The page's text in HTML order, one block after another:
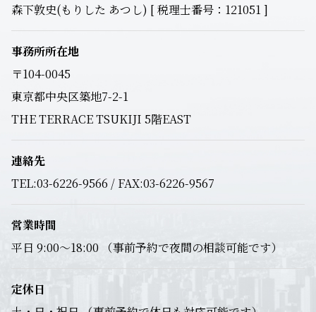
森下敦史(もりした あつし) [ 税理士番号：121051 ]
事務所所在地
〒104-0045
東京都中央区築地7-2-1
THE TERRACE TSUKIJI 5階EAST
連絡先
TEL:03-6226-9566 / FAX:03-6226-9567
営業時間
平日 9:00～18:00 （事前予約で夜間の相談可能です）
定休日